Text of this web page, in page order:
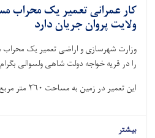
کار عمرانی تعمیر یک محراب
ولایت پروان جریان دارد
را در قریه خواجه دولت شاهی ولسوالی
این تعمیر در زمین به مساحت ۲۶۰ متر مربع در دو منزل. . .
بیشتر